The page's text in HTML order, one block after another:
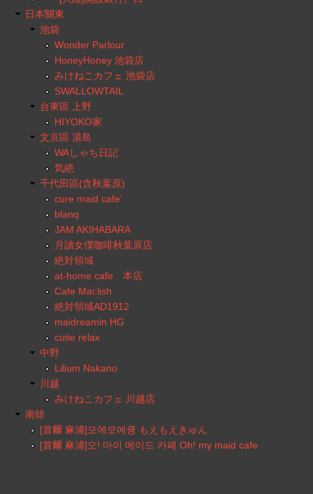
日本關東
池袋
Wonder Parlour
HoneyHoney 池袋店
みけねこカフェ 池袋店
SWALLOWTAIL
台東區 上野
HIYOKO家
文京區 湯島
WAしゃち日記
気絶
千代田區(含秋葉原)
cure maid cafe’
blanq
JAM AKIHABARA
月讀女僕咖啡秋葉原店
絶対領域
at-home cafe 本店
Cafe Mai:lish
絶対領域AD1912
maidreamin HG
cutie relax
中野
Lilium Nakano
川越
みけねこカフェ 川越店
南韓
[首爾 麻浦]모에모에큥 もえもえきゅん
[首爾 麻浦]오! 마이 메이드 카페 Oh! my maid cafe